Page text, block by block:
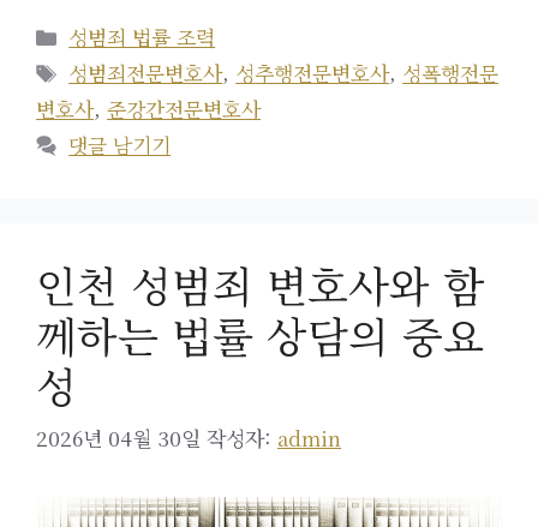
카
테
고
리
성범죄 법률 조력
태
그
성범죄전문변호사, 성추행전문변호사, 성폭행전문
변호사, 준강간전문변호사
댓글 남기기
인천 성범죄 변호사와 함
께하는 법률 상담의 중요
성
2026년 04월 30일 작성자: admin